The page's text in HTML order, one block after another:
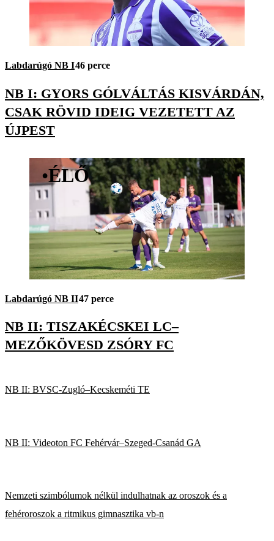
Labdarúgó NB I46 perce
NB I: GYORS GÓLVÁLTÁS KISVÁRDÁN,
CSAK RÖVID IDEIG VEZETETT AZ
ÚJPEST
•ÉLŐ
Labdarúgó NB II47 perce
NB II: TISZAKÉCSKEI LC–
MEZŐKÖVESD ZSÓRY FC
NB II: BVSC-Zugló–Kecskeméti TE
NB II: Videoton FC Fehérvár–Szeged-Csanád GA
Nemzeti szimbólumok nélkül indulhatnak az oroszok és a
fehéroroszok a ritmikus gimnasztika vb-n